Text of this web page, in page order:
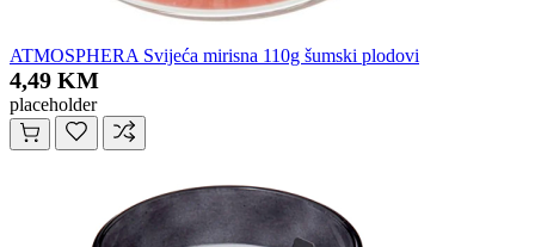
ATMOSPHERA Svijeća mirisna 110g šumski plodovi
4,49 KM
placeholder